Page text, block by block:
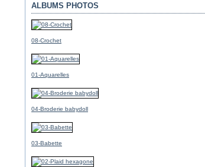
ALBUMS PHOTOS
08-Crochet
01-Aquarelles
04-Broderie babydoll
03-Babette